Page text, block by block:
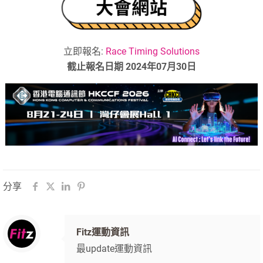
立即報名: Race Timing Solutions
截止報名日期 2024年07月30日
分享
Fitz運動資訊
最update運動資訊